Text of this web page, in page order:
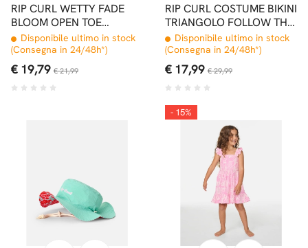
RIP CURL WETTY FADE
BLOOM OPEN TOE
INFRADITO NAVY
Disponibile ultimo in stock
(Consegna in 24/48h*)
€ 19,79 € 21,99
RIP CURL COSTUME BIKINI
TRIANGOLO FOLLOW THE
SUN BLACK
Disponibile ultimo in stock
(Consegna in 24/48h*)
€ 17,99 € 29,99
- 15%